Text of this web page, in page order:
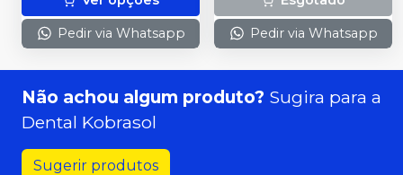
Pedir via Whatsapp Pedir via Whatsapp
Não achou algum produto? Sugira para a
Dental Kobrasol
Sugerir produtos